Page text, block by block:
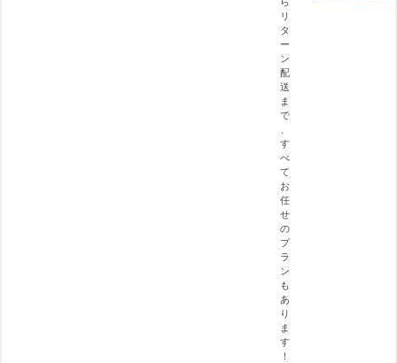
リ
タ
ー
ン
配
送
ま
で
す
べ
て
お
任
せ
の
プ
ラ
ン
も
あ
り
ま
す
！